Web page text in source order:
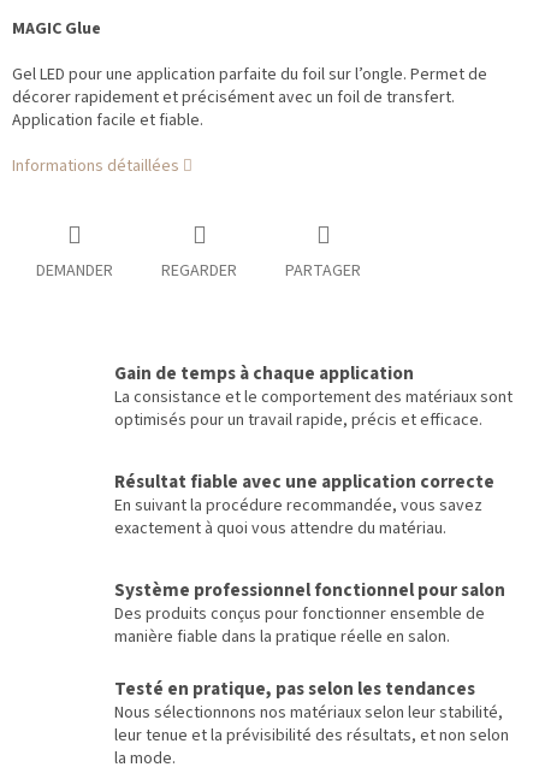
MAGIC Glue
Gel LED pour une application parfaite du foil sur l’ongle. Permet de
décorer rapidement et précisément avec un foil de transfert.
Application facile et fiable.
Informations détaillées
DEMANDER REGARDER PARTAGER
Gain de temps à chaque application
La consistance et le comportement des matériaux sont
optimisés pour un travail rapide, précis et efficace.
Résultat fiable avec une application correcte
En suivant la procédure recommandée, vous savez
exactement à quoi vous attendre du matériau.
Système professionnel fonctionnel pour salon
Des produits conçus pour fonctionner ensemble de
manière fiable dans la pratique réelle en salon.
Testé en pratique, pas selon les tendances
Nous sélectionnons nos matériaux selon leur stabilité,
leur tenue et la prévisibilité des résultats, et non selon
la mode.